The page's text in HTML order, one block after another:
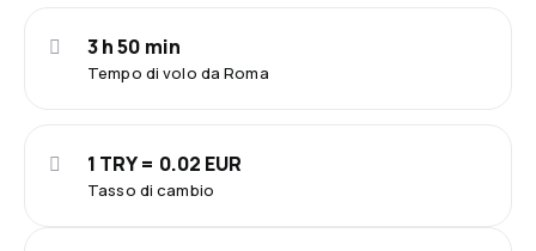
Tempo di volo da Roma
3 h 50 min
Tasso di cambio
1 TRY = 0.02 EUR